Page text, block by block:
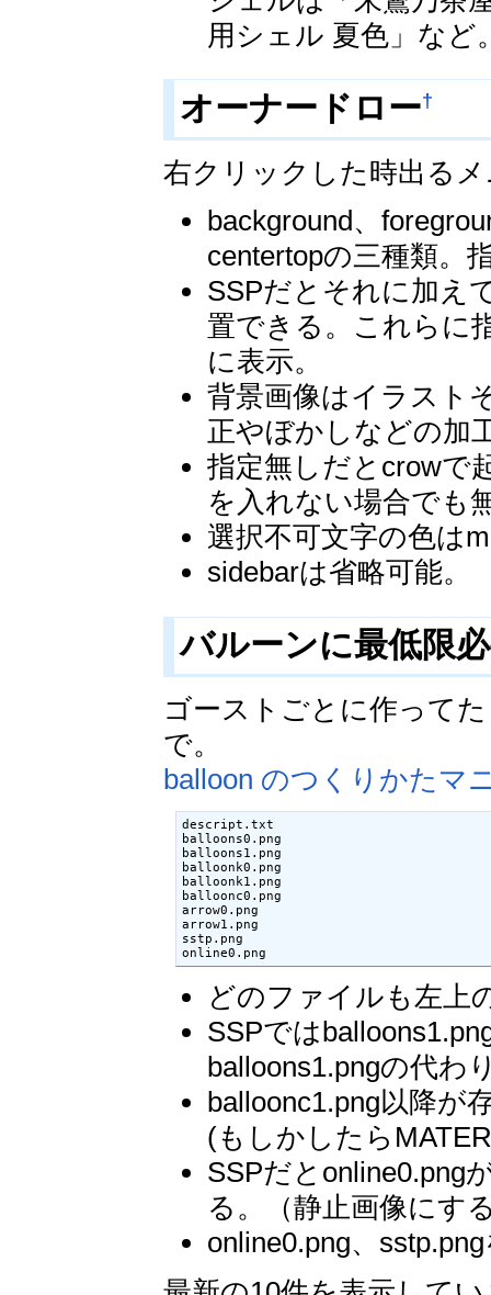
用シェル 夏色」など
オーナードロー†
右クリックした時出る
background、
centertopの三種類。
SSPだとそれに加え
置できる。これらに
に表示。
背景画像はイラスト
正やぼかしなどの加
指定無しだとcrowで
を入れない場合でも
選択不可文字の色は
sidebarは省略可能。
バルーンに最低限
ゴーストごとに作って
で。
balloon のつくりかたマ
descript.txt
balloons0.png
balloons1.png
balloonk0.png
balloonk1.png
balloonc0.png
arrow0.png
arrow1.png
sstp.png
online0.png
どのファイルも左上
SSPでは
balloons1.pngの代わ
balloonc1.png以降が
(もしかしたら
SSPだとonline0.png
る。（静止画像にす
online0.png、